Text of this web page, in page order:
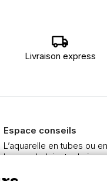
Livraison express
Espace conseils
L’aquarelle en tubes ou
Le vocabulaire technique